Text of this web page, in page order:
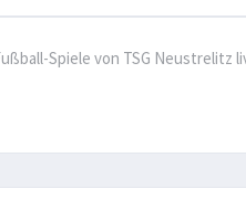
Spiele von TSG Neustrelitz